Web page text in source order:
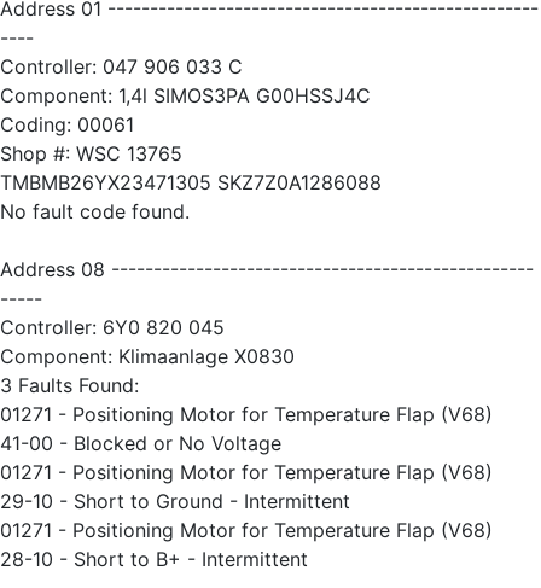
Address 01 ---------------------------------------------------
----
Controller: 047 906 033 C
Component: 1,4l SIMOS3PA G00HSSJ4C
Coding: 00061
Shop #: WSC 13765
TMBMB26YX23471305 SKZ7Z0A1286088
No fault code found.
Address 08 --------------------------------------------------
-----
Controller: 6Y0 820 045
Component: Klimaanlage X0830
3 Faults Found:
01271 - Positioning Motor for Temperature Flap (V68)
41-00 - Blocked or No Voltage
01271 - Positioning Motor for Temperature Flap (V68)
29-10 - Short to Ground - Intermittent
01271 - Positioning Motor for Temperature Flap (V68)
28-10 - Short to B+ - Intermittent